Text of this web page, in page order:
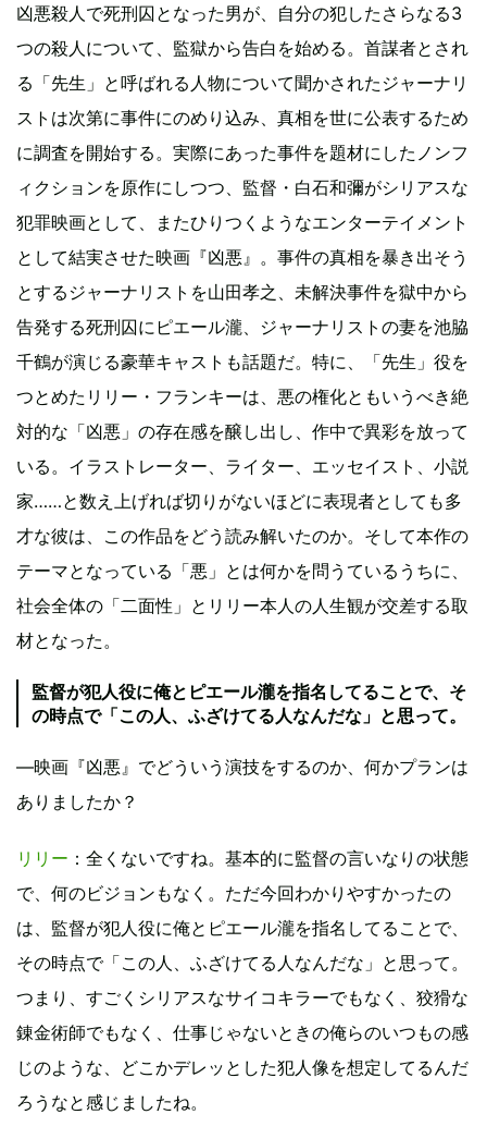
凶悪殺人で死刑囚となった男が、自分の犯したさらなる3
つの殺人について、監獄から告白を始める。首謀者とされ
る「先生」と呼ばれる人物について聞かされたジャーナリ
ストは次第に事件にのめり込み、真相を世に公表するため
に調査を開始する。実際にあった事件を題材にしたノンフ
ィクションを原作にしつつ、監督・白石和彌がシリアスな
犯罪映画として、またひりつくようなエンターテイメント
として結実させた映画『凶悪』。事件の真相を暴き出そう
とするジャーナリストを山田孝之、未解決事件を獄中から
告発する死刑囚にピエール瀧、ジャーナリストの妻を池脇
千鶴が演じる豪華キャストも話題だ。特に、「先生」役を
つとめたリリー・フランキーは、悪の権化ともいうべき絶
対的な「凶悪」の存在感を醸し出し、作中で異彩を放って
いる。イラストレーター、ライター、エッセイスト、小説
家……と数え上げれば切りがないほどに表現者としても多
才な彼は、この作品をどう読み解いたのか。そして本作の
テーマとなっている「悪」とは何かを問うているうちに、
社会全体の「二面性」とリリー本人の人生観が交差する取
材となった。
監督が犯人役に俺とピエール瀧を指名してることで、そ
の時点で「この人、ふざけてる人なんだな」と思って。
―映画『凶悪』でどういう演技をするのか、何かプランは
ありましたか？
リリー ：全くないですね。基本的に監督の言いなりの状態
で、何のビジョンもなく。ただ今回わかりやすかったの
は、監督が犯人役に俺とピエール瀧を指名してることで、
その時点で「この人、ふざけてる人なんだな」と思って。
つまり、すごくシリアスなサイコキラーでもなく、狡猾な
錬金術師でもなく、仕事じゃないときの俺らのいつもの感
じのような、どこかデレッとした犯人像を想定してるんだ
ろうなと感じましたね。